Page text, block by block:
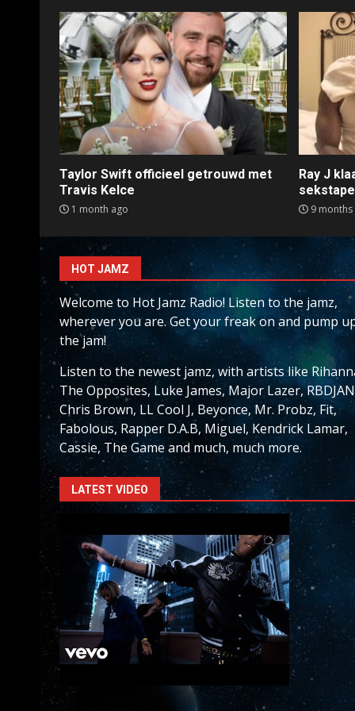
Taylor Swift officieel getrouwd met
Travis Kelce
1 month ago
Ray J
sekstape
9 months
HOT JAMZ
Welcome to Hot Jamz Radio! Listen to the jamz,
wherever you are. Get your freak on and pump
the jam!
Listen to the newest jamz, with artists like
The Opposites, Luke James, Major Lazer,
Chris Brown, LL Cool J, Beyonce, Mr. Probz, Fit,
Fabolous, Rapper D.A.B, Miguel, Kendrick Lamar,
Cassie, The Game and much, much more.
LATEST VIDEO